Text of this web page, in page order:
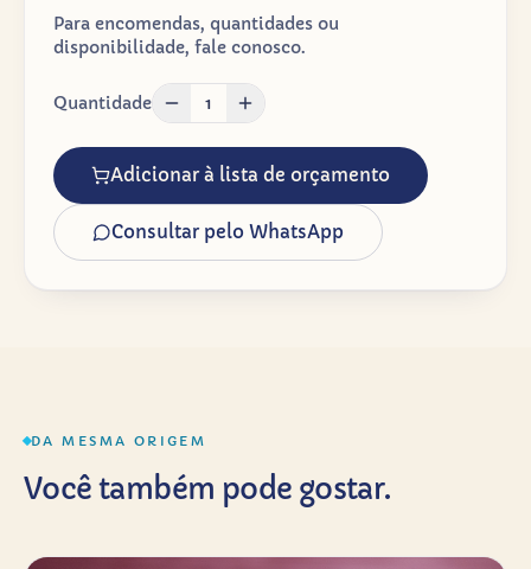
Para encomendas, quantidades ou
disponibilidade, fale conosco.
Quantidade 1
Adicionar à lista de orçamento
Consultar pelo WhatsApp
DA MESMA ORIGEM
Você também pode gostar.